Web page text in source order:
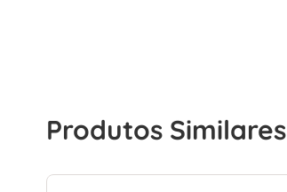
Produtos Similares